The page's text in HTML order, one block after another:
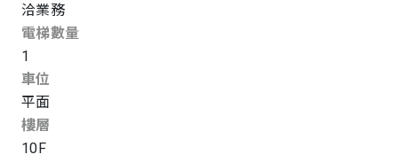
洽業務
電梯數量
1
車位
平面
樓層
10F